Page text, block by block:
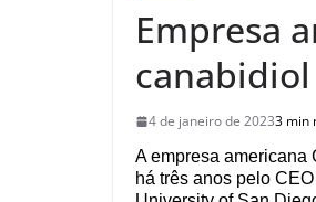
Empresa
4 de janeiro de 20233 min
A empresa americana
há três anos pelo